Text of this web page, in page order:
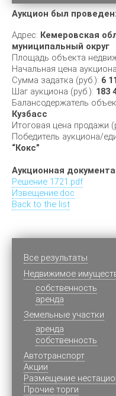
Аукцион был
Адрес: Кемеровская
муниципальный округ
Площадь объекта
Начальная цена
Сумма задатка (руб.): 6
Шаг аукциона (руб.): 183
Балансодержатель
Кузбасс
Итоговая цена продажи
Победитель аукциона/
“Кокс”
Аукционная
Решение 1721.pdf
Извещение.doc
Back to the list
Все результаты
Недвижимое
cобственность
аренда
Земельные участки
аренда
собственность
Автотранспорт
Акции
Размещение
Прочие торги